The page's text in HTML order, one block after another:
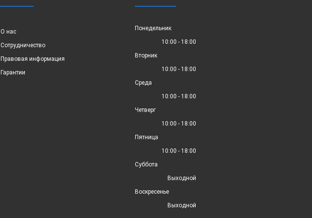
О нас
Сотрудничество
Правовая информация
Гарантии
Понедельник
10:00 - 18:00
Вторник
10:00 - 18:00
Среда
10:00 - 18:00
Четверг
10:00 - 18:00
Пятница
10:00 - 18:00
Суббота
Выходной
Воскресенье
Выходной